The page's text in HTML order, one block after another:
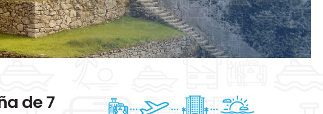
de 7